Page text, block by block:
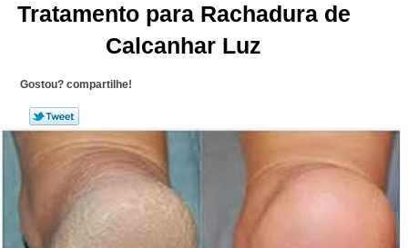
Tratamento para Rachadura de
Calcanhar Luz
Gostou? compartilhe!